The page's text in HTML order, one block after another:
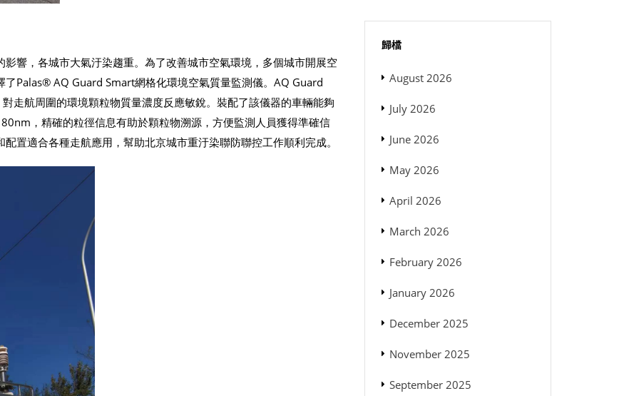
響，各城市大氣汙染趨重。為了改善城市空氣環境，多個城市開展空
Palas® AQ Guard Smart網格化環境空氣質量監測儀。AQ Guard
走航周圍的環境顆粒物質量濃度反應敏銳。裝配了該儀器的車輛能夠
，精確的粒徑信息有助於顆粒物溯源，方便監測人員獲得準確信
置適合各種走航應用，幫助北京城市重汙染聯防聯控工作順利完成。
歸檔
August 2026
July 2026
June 2026
May 2026
April 2026
March 2026
February 2026
January 2026
December 2025
November 2025
September 2025